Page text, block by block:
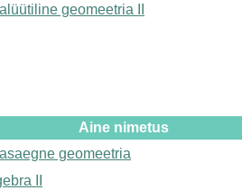
geomeetria II
Aine nimetus
geomeetria
II